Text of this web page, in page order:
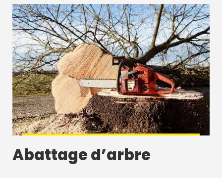
Abattage d’arbre